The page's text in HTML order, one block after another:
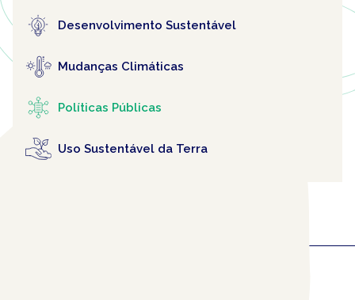
Desenvolvimento Sustentável
Mudanças Climáticas
Políticas Públicas
Uso Sustentável da Terra